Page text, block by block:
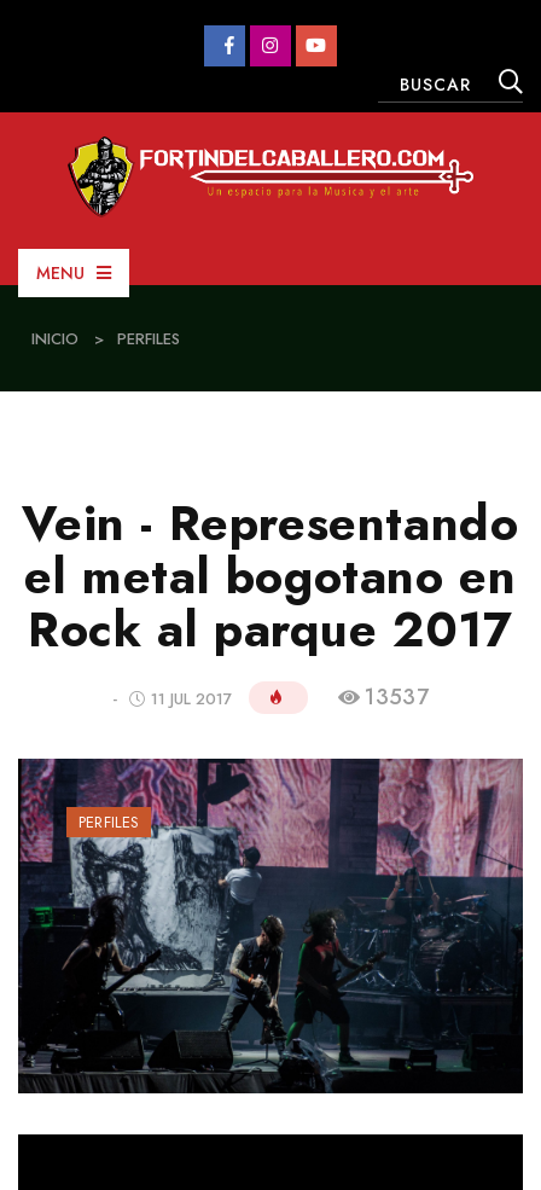
MENU
INICIO > PERFILES
Vein - Representando
el metal bogotano en
Rock al parque 2017
- 11 JUL 2017 13537
PERFILES